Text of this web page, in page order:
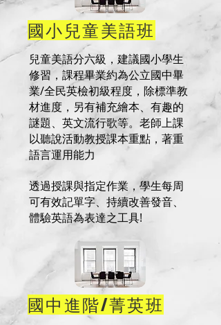
國小兒童美語班
兒童美語分六級，建議國小學生
修習，課程畢業約為公立國中畢
業/全民英檢初級程度，除標準教
材進度，另有補充繪本、有趣的
謎題、英文流行歌等。老師上課
以聽說活動教授課本重點，著重
語言運用能力
透過授課與指定作業，學生每周
可有效記單字、持續改善發音、
體驗英語為表達之工具!
國中進階/菁英班